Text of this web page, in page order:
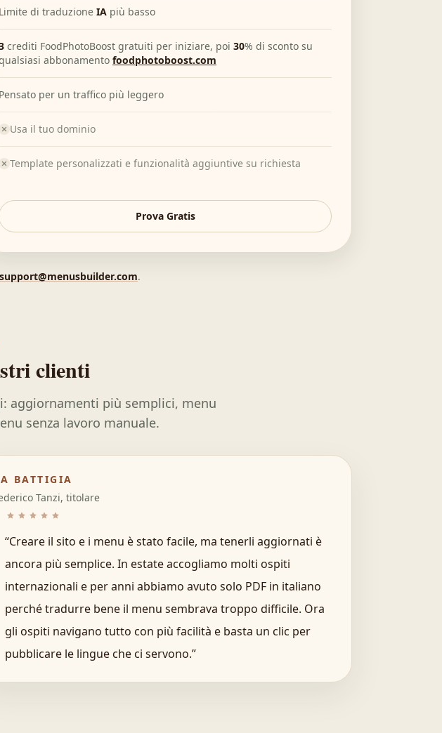
Limite di traduzione IA più basso
crediti FoodPhotoBoost gratuiti per iniziare, poi 30% di sconto su
abbonamento foodphotoboost.com
Pensato per un traffico più leggero
Usa il tuo dominio
Template personalizzati e funzionalità aggiuntive su richiesta
Prova Gratis
support@menusbuilder.com.
clienti
aggiornamenti più semplici, menu
senza lavoro manuale.
BATTIGIA
Tanzi, titolare
“Creare il sito e i menu è stato facile, ma tenerli aggiornati è
ancora più semplice. In estate accogliamo molti ospiti
internazionali e per anni abbiamo avuto solo PDF in italiano
perché tradurre bene il menu sembrava troppo difficile. Ora
gli ospiti navigano tutto con più facilità e basta un clic per
pubblicare le lingue che ci servono.”